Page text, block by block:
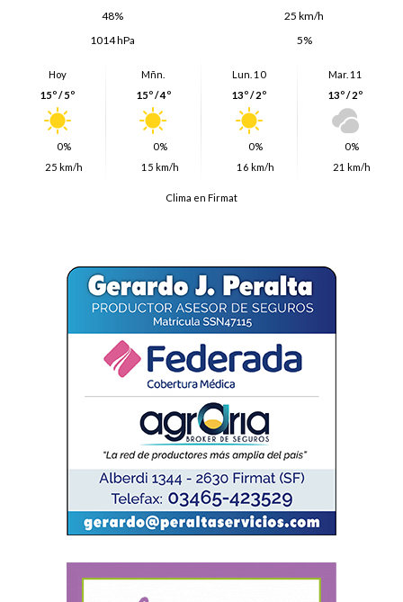
48%
25 km/h
1014 hPa
5%
Hoy
15º / 5º
0%
25 km/h
Mñn.
15º / 4º
0%
15 km/h
Lun. 10
13º / 2º
0%
16 km/h
Mar. 11
13º / 2º
0%
21 km/h
Clima en Firmat